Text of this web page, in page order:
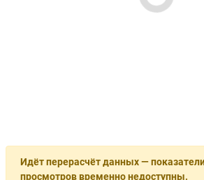
Идёт перерасчёт данных —
просмотров временно недоступны.